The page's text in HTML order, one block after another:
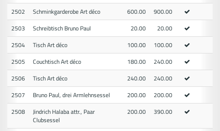
2502
Schminkgarderobe Art déco 600.00
900.00
2503
Schreibtisch Bruno Paul 20.00
20.00
2504
Tisch Art déco 100.00
100.00
2505
Couchtisch Art déco 180.00
240.00
2506
Tisch Art déco 240.00
240.00
2507
Bruno Paul, drei Armlehnsessel 200.00
200.00
2508
Jindrich Halaba attr., Paar
Clubsessel
200.00 390.00